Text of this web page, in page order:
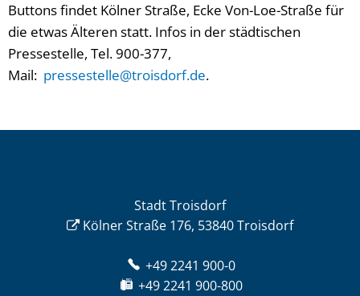
Buttons findet Kölner Straße, Ecke Von-Loe-Straße für
die etwas Älteren statt. Infos in der städtischen
Pressestelle, Tel. 900-377,
Mail: pressestelle@troisdorf.de.
Stadt Troisdorf
Kölner Straße 176, 53840 Troisdorf
+49 2241 900-0
+49 2241 900-800